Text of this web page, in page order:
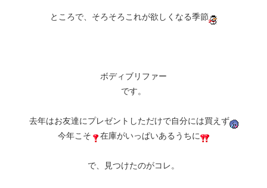
ところで、そろそろこれが欲しくなる季節
ボディブリファー
です。
去年はお友達にプレゼントしただけで自分には買えず
今年こそ
在庫がいっぱいあるうちに
で、見つけたのがコレ。